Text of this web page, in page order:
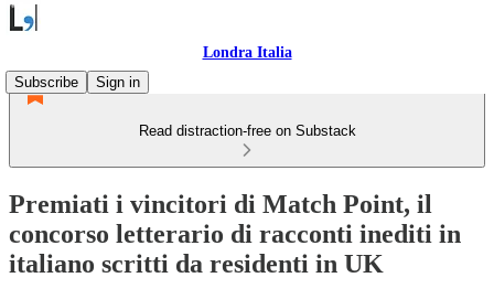
Londra Italia
Subscribe
Sign in
Read distraction-free on Substack
Premiati i vincitori di Match Point, il
concorso letterario di racconti inediti in
italiano scritti da residenti in UK